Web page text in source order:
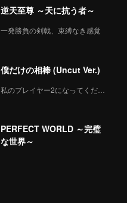
逆天至尊 ～天に抗う者～
一発勝負の剣戟、束縛なき感覚
僕だけの相棒 (Uncut Ver.)
私のプレイヤー2になってください
PERFECT WORLD ～完璧
な世界～